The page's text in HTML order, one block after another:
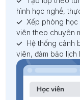
hình học nghề,
Xếp phòng học
viên theo chuyên
Hệ thống cảnh
viên, đảm bảo lịch